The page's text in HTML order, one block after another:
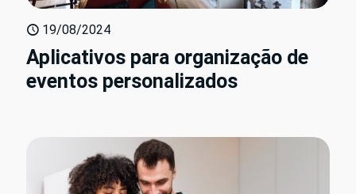
19/08/2024
Aplicativos para organização de
eventos personalizados